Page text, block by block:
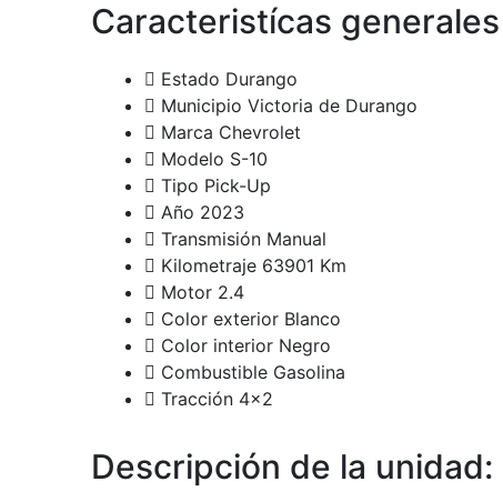
Caracteristícas generales
Estado Durango
Municipio Victoria de Durango
Marca Chevrolet
Modelo S-10
Tipo Pick-Up
Año 2023
Transmisión Manual
Kilometraje 63901 Km
Motor 2.4
Color exterior Blanco
Color interior Negro
Combustible Gasolina
Tracción 4x2
Descripción de la unidad: